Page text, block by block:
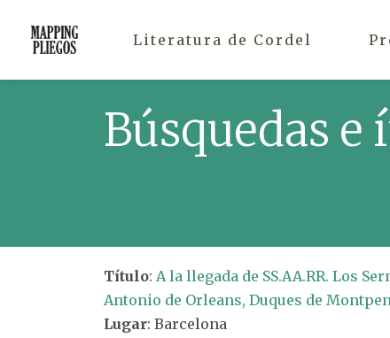
Literatura de Cordel
Búsquedas e
Título: A la llegada de SS.AA.RR. Los
Antonio de Orleans, Duques de
Lugar: Barcelona